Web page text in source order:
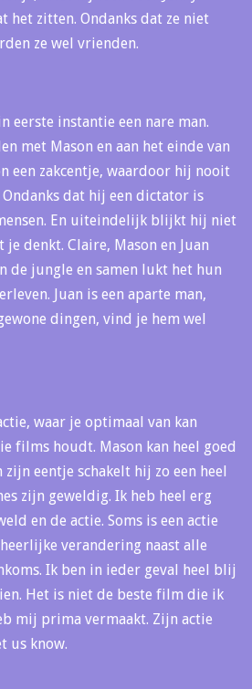
het zitten. Ondanks dat ze niet
ze wel vrienden.
eerste instantie een nare man.
met Mason en aan het einde van
een zakcentje, waardoor hij nooit
dat hij een dictator is
En uiteindelijk blijkt hij niet
denkt. Claire, Mason en Juan
de jungle en samen lukt het hun
Juan is een aparte man,
dingen, vind je hem wel
waar je optimaal van kan
films houdt. Mason kan heel goed
zijn eentje schakelt hij zo een heel
zijn geweldig. Ik heb heel erg
en de actie. Soms is een actie
verandering naast alle
Ik ben in ieder geval heel blij
Het is niet de beste film die ik
mij prima vermaakt. Zijn actie
us know.